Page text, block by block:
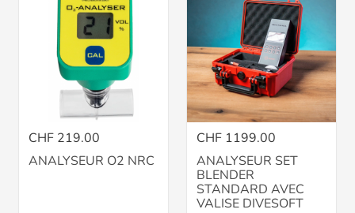
CHF 219.00
ANALYSEUR O2 NRC
CHF 1199.00
ANALYSEUR SET
BLENDER
STANDARD AVEC
VALISE DIVESOFT